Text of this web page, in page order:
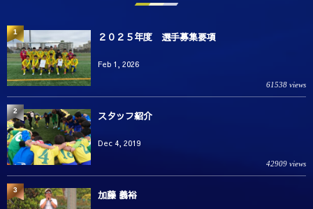
２０２５年度 選手募集要項
Feb 1, 2026
61538 views
1
スタッフ紹介
Dec 4, 2019
42909 views
2
加藤 義裕
3